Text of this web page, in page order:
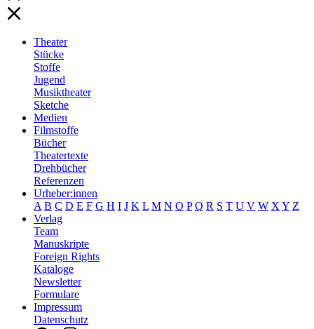
Theater
Stücke
Stoffe
Jugend
Musiktheater
Sketche
Medien
Filmstoffe
Bücher
Theatertexte
Drehbücher
Referenzen
Urheber:innen
A B C D E F G H I J K L M N O P Q R S T U V W X Y Z
Verlag
Team
Manuskripte
Foreign Rights
Kataloge
Newsletter
Formulare
Impressum
Datenschutz